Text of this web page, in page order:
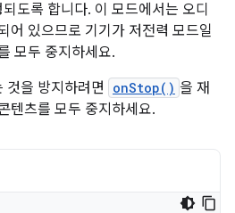
도록 합니다. 이 모드에서는 오디
어 있으므로 기기가 저전력 모드일
모두 중지하세요.
것을 방지하려면
onStop() 을 재
텐츠를 모두 중지하세요.